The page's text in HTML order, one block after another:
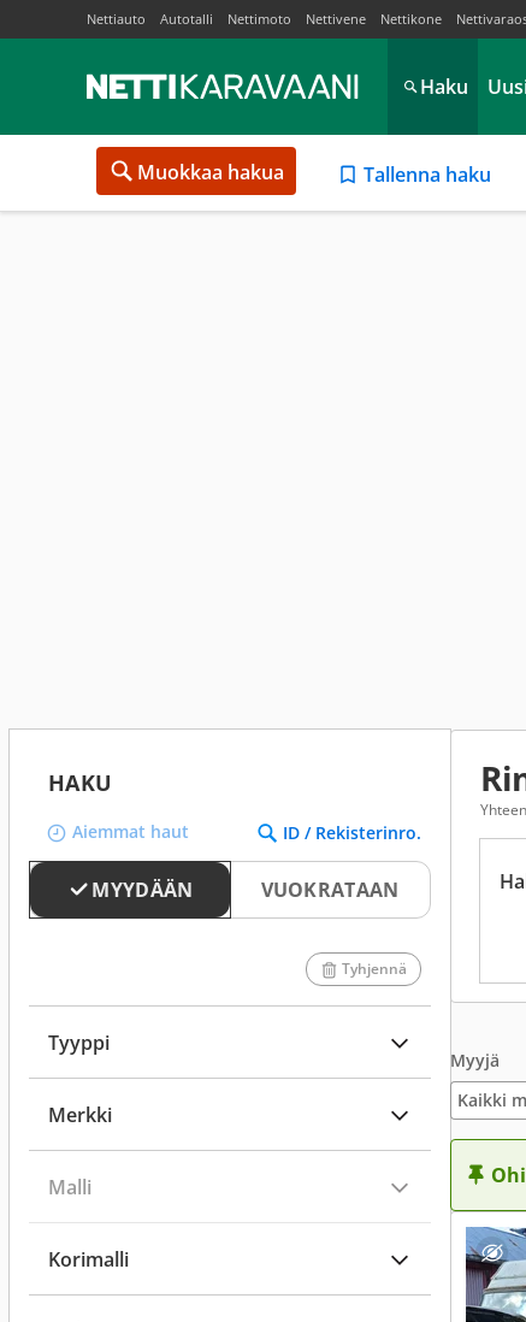
Nettiauto Autotalli Nettimoto Nettivene Nettikone
Haku
Muokkaa hakua Tallenna haku
HAKU
Aiemmat haut ID / Rekisterinro.
MYYDÄÄN VUOKRATAAN
Tyhjennä
Tyyppi
Merkki
Malli
Korimalli
Myyjä
Kaikki